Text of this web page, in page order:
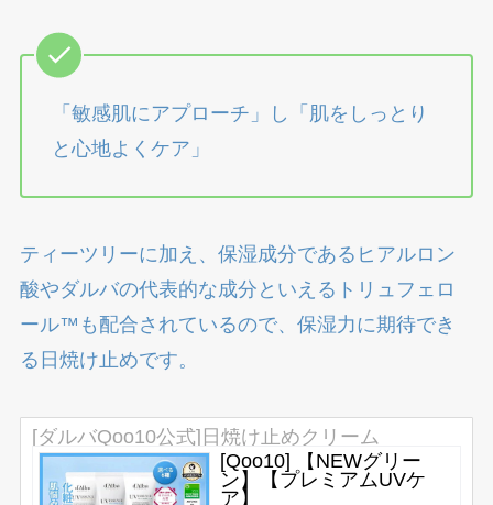
「敏感肌にアプローチ」し「肌をしっとり
と心地よくケア」
ティーツリーに加え、保湿成分であるヒアルロン
酸やダルバの代表的な成分といえるトリュフェロ
ール™も配合されているので、保湿力に期待でき
る日焼け止めです。
[ダルバQoo10公式]日焼け止めクリーム
[Qoo10] 【NEWグリー
ン】【プレミアムUVケ
ア】